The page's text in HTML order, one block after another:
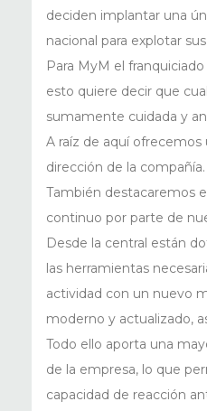
deciden implantar una
nacional para explotar
Para MyM el
esto quiere decir que
sumamente cuidada y
A raíz de aquí ofrecemos
dirección de la compañía.
También destacaremos
continuo por parte de
Desde la central están
las herramientas
actividad con un nuevo
moderno y actualizado,
Todo ello aporta una
de la empresa, lo que
capacidad de reacción